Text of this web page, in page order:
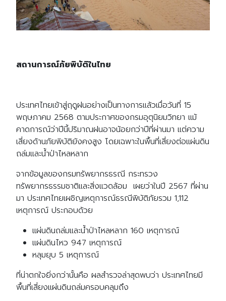
สถานการณ์ภัยพิบัติในไทย
ประเทศไทยเข้าสู่ฤดูฝนอย่างเป็นทางการแล้วเมื่อวันที่ 15
พฤษภาคม 2568 ตามประกาศของกรมอุตุนิยมวิทยา แม้
คาดการณ์ว่าปีนี้ปริมาณฝนอาจน้อยกว่าปีที่ผ่านมา แต่ความ
เสี่ยงด้านภัยพิบัติยังคงสูง โดยเฉพาะในพื้นที่เสี่ยงต่อแผ่นดิน
ถล่มและน้ำป่าไหลหลาก
จากข้อมูลของกรมทรัพยากรธรณี กระทรวง
ทรัพยากรธรรมชาติและสิ่งแวดล้อม เผยว่าในปี 2567 ที่ผ่าน
มา ประเทศไทยเผชิญเหตุการณ์ธรณีพิบัติภัยรวม 1,112
เหตุการณ์ ประกอบด้วย
แผ่นดินถล่มและน้ำป่าไหลหลาก 160 เหตุการณ์
แผ่นดินไหว 947 เหตุการณ์
หลุมยุบ 5 เหตุการณ์
ที่น่าตกใจยิ่งกว่านั้นคือ ผลสำรวจล่าสุดพบว่า ประเทศไทยมี
พื้นที่เสี่ยงแผ่นดินถล่มครอบคลุมถึง